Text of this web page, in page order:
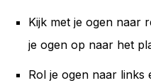
Kijk met je ogen naar
je ogen op naar het
Rol je ogen naar links